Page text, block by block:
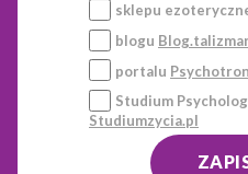
sklepu
blogu
portalu
Studium
Studiumzycia.pl